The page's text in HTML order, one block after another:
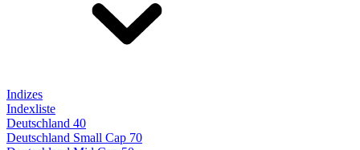
Indizes
Indexliste
Deutschland 40
Deutschland Small Cap 70